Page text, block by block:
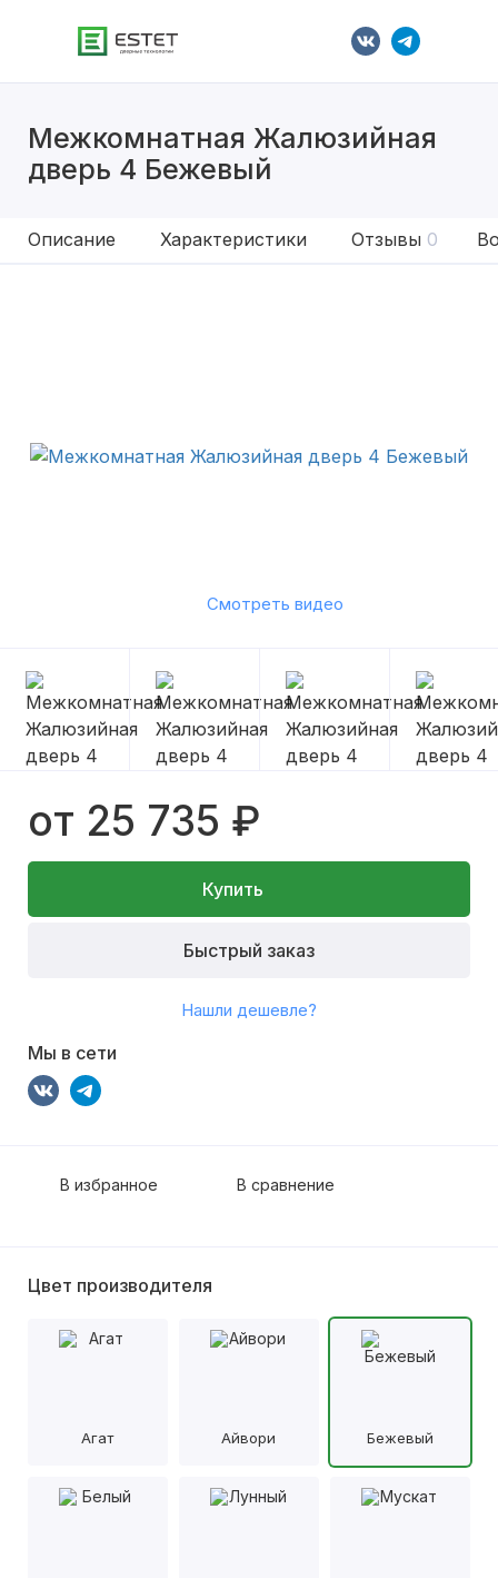
Межкомнатная Жалюзийная
дверь 4 Бежевый
Описание Характеристики Отзывы 0
Смотреть видео
от 25 735 ₽
Купить
Быстрый заказ
Нашли дешевле?
Мы в сети
В избранное В сравнение
Цвет производителя
Агат Айвори Бежевый